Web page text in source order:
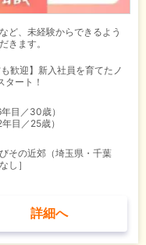
ど、未経験からできるよう
きます。
歓迎】新入社員を育てたノ
ート！
目／30歳）
目／25歳）
その近郊（埼玉県・千葉
し］
詳細へ